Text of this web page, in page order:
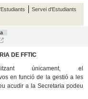
Servei d'Estudiants
DE FFTIC
únicament, el
en funció de la gestió a les
acudir a la Secretaria podeu